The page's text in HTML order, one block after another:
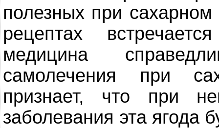
полезных при
рецептах
медицина
самолечения при
признает, что при
заболевания эта ягода